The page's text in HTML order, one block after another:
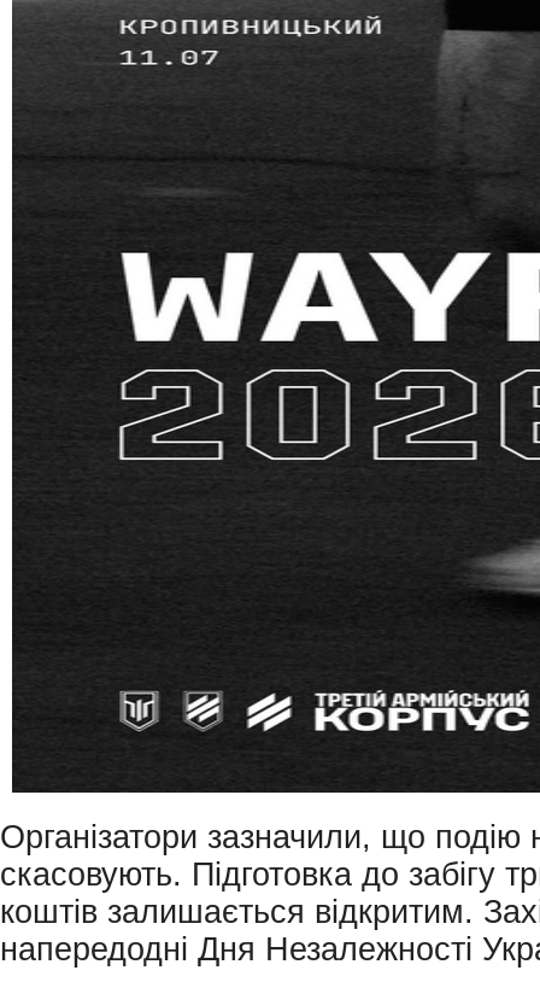
Організатори зазначили, що подію
скасовують. Підготовка до забігу
коштів залишається відкритим.
напередодні Дня Незалежності